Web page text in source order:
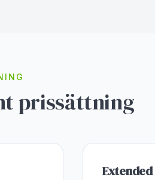
prissättning
Extended